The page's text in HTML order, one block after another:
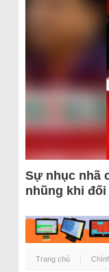
Sự nhục nhã
nhũng khi
Trang chủ